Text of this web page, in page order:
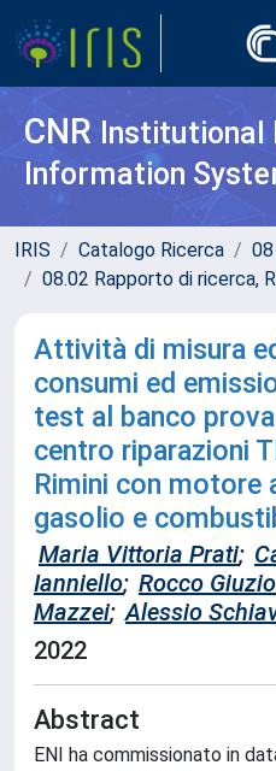
CNR Institutional
Information
IRIS Catalogo Ricerca
08.02 Rapporto di ricerca,
Attività di misura
consumi ed
test al banco
centro riparazioni
Rimini con motore
gasolio e
Maria Vittoria Prati;
Ianniello; Rocco Giuzio
Mazzei; Alessio
2022
Abstract
ENI ha commissionato in